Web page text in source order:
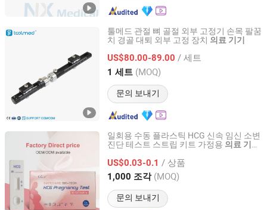
툴메드 관절 뼈 골절 외부 고정기 손목 팔꿈
치 경골 대퇴 외부 고정 장치 의료 기기
US$80.00-89.00 / 세트
1 세트 (MOQ)
문의 보내기
Changzhou Toolmed Medical Instruments Co., Ltd.
Jiangsu, China 이후 2021
일회용 수동 플라스틱 HCG 신속 임신 소변
진단 테스트 스트립 키트 가정용 의료 기기
US$0.03-0.1 / 상품
1,000 조각 (MOQ)
문의 보내기
Safecare Biotech(Hangzhou) Co., Ltd.
Zhejiang, China 이후 2026